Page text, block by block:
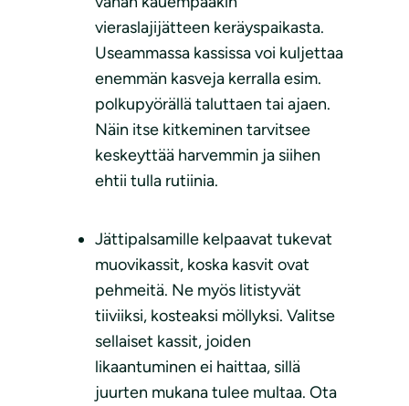
vieraslajijätteen keräyspaikasta.
Useammassa kassissa voi kuljettaa
enemmän kasveja kerralla esim.
polkupyörällä taluttaen tai ajaen.
Näin itse kitkeminen tarvitsee
keskeyttää harvemmin ja siihen
ehtii tulla rutiinia.
Jättipalsamille kelpaavat tukevat
muovikassit, koska kasvit ovat
pehmeitä. Ne myös litistyvät
tiiviiksi, kosteaksi möllyksi. Valitse
sellaiset kassit, joiden
likaantuminen ei haittaa, sillä
juurten mukana tulee multaa. Ota